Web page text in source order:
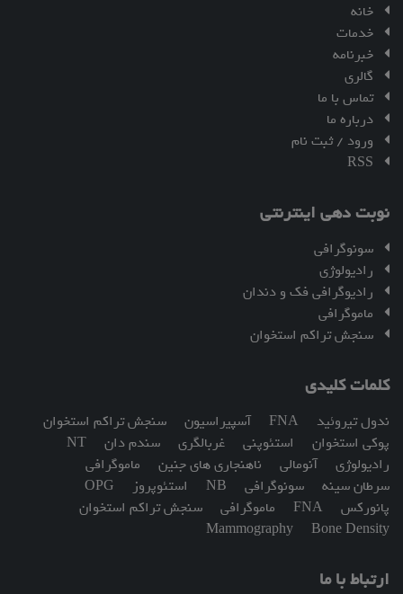
خانه
خدمات
خبرنامه
گالری
تماس با ما
درباره ما
ورود / ثبت نام
RSS
نوبت دهی اینترنتی
سونوگرافی
رادیولوژی
رادیوگرافی فک و دندان
ماموگرافی
سنجش تراکم استخوان
کلمات کلیدی
ندول تیروئید FNA آسپیراسیون
سنجش تراکم استخوان
پوکی استخوان
استئوپنی غربالگری سندم دان
NT
رادیولوژی
آنومالی ناهنجاری های جنین
ماموگرافی
سرطان سینه
سونوگرافی NB استئوپروز
OPG
پانورکس
FNA ماموگرافی
سنجش تراکم استخوان
Bone Density
Mammography
ارتباط با ما